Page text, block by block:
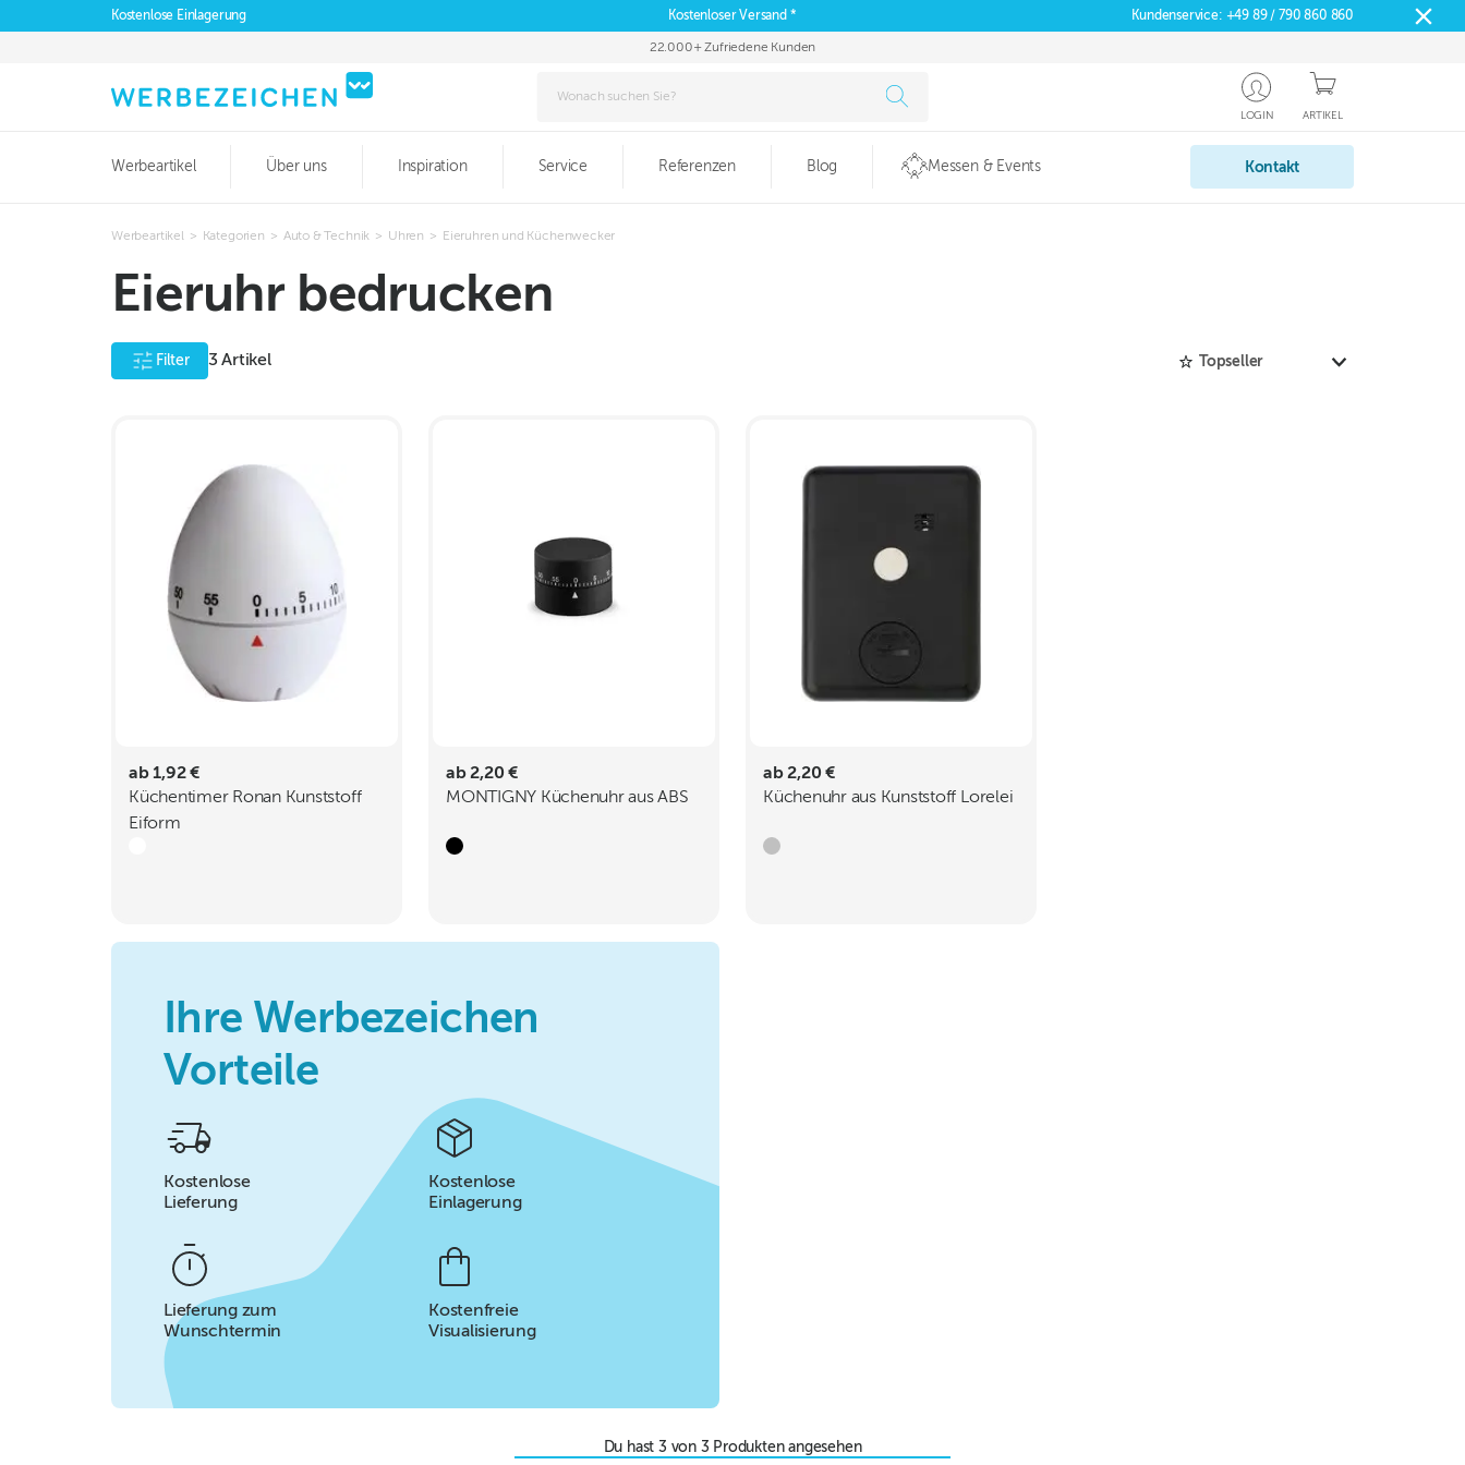
Kostenlose Einlagerung Kostenloser Versand * Kundenservice: +49 89 / 790 860 860
22.000+ Zufriedene Kunden
LOGIN ARTIKEL
Werbeartikel Über uns Inspiration Service Referenzen Blog Messen & Events Kontakt
Werbeartikel > Kategorien > Auto & Technik > Uhren > Eieruhren und Küchenwecker
Eieruhr bedrucken
Filter 3 Artikel Topseller
ab 1,92 €
Küchentimer Ronan Kunststoff
Eiform
ab 2,20 €
MONTIGNY Küchenuhr aus ABS
ab 2,20 €
Küchenuhr aus Kunststoff Lorelei
Ihre Werbezeichen
Vorteile
Kostenlose
Lieferung
Kostenlose
Einlagerung
Lieferung zum
Wunschtermin
Kostenfreie
Visualisierung
Du hast 3 von 3 Produkten angesehen